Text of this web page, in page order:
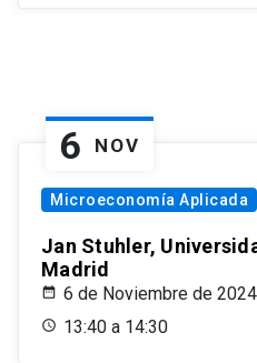
6 NOV
Microeconomía Aplicada
Jan Stuhler,
Madrid
6 de Noviembre de 2024
13:40 a 14:30